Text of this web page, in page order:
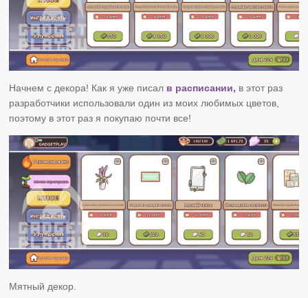
Начнем с декора! Как я уже писал в расписании, в этот раз
разработчики использовали один из моих любимых цветов,
поэтому в этот раз я покупаю почти все!
Мятный декор.